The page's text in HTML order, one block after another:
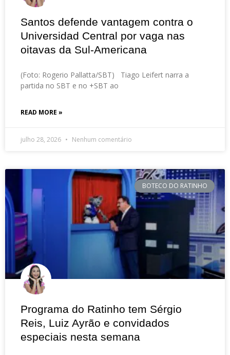
Santos defende vantagem contra o
Universidad Central por vaga nas
oitavas da Sul-Americana
(Foto: Rogerio Pallatta/SBT) Tiago Leifert narra a
partida no SBT e no +SBT ao
READ MORE »
julho 28, 2026 Nenhum comentário
BOTECO DO RATINHO
Programa do Ratinho tem Sérgio
Reis, Luiz Ayrão e convidados
especiais nesta semana